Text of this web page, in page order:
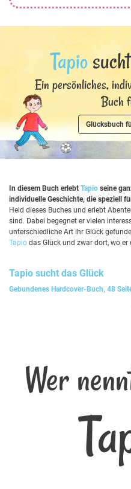
Tapio
Ein persönliches,
Buch
Glücksbuch
In diesem Buch erlebt Tapio seine
individuelle Geschichte, die speziell
Held dieses Buches und erlebt
sind. Dabei begegnet er vielen
unterschiedliche Art ihr Glück
Tapio das Glück und zwar dort, wo er
Tapio sucht das Glück
Gebundenes Hardcover-Buch, 48
Wer